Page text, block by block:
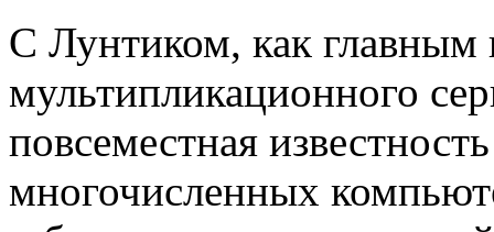
С Лунтиком, как главным
мультипликационного
повсеместная
многочисленных